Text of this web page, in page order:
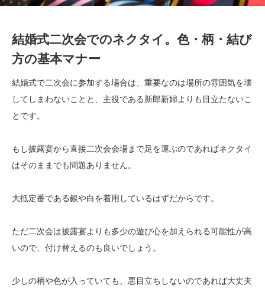
結婚式二次会でのネクタイ。色・柄・結び
方の基本マナー
結婚式で二次会に参加する場合は、重要なのは場所の雰囲気を壊
してしまわないことと、主役である新郎新婦よりも目立たないこ
とです。
もし披露宴から直接二次会会場まで足を運ぶのであればネクタイ
はそのままでも問題ありません。
大抵定番である銀や白を着用しているはずだからです。
ただ二次会は披露宴よりも多少の遊び心を加えられる可能性が高
いので、付け替えるのも良いでしょう。
少しの柄や色が入っていても、悪目立ちしないのであれば大丈夫